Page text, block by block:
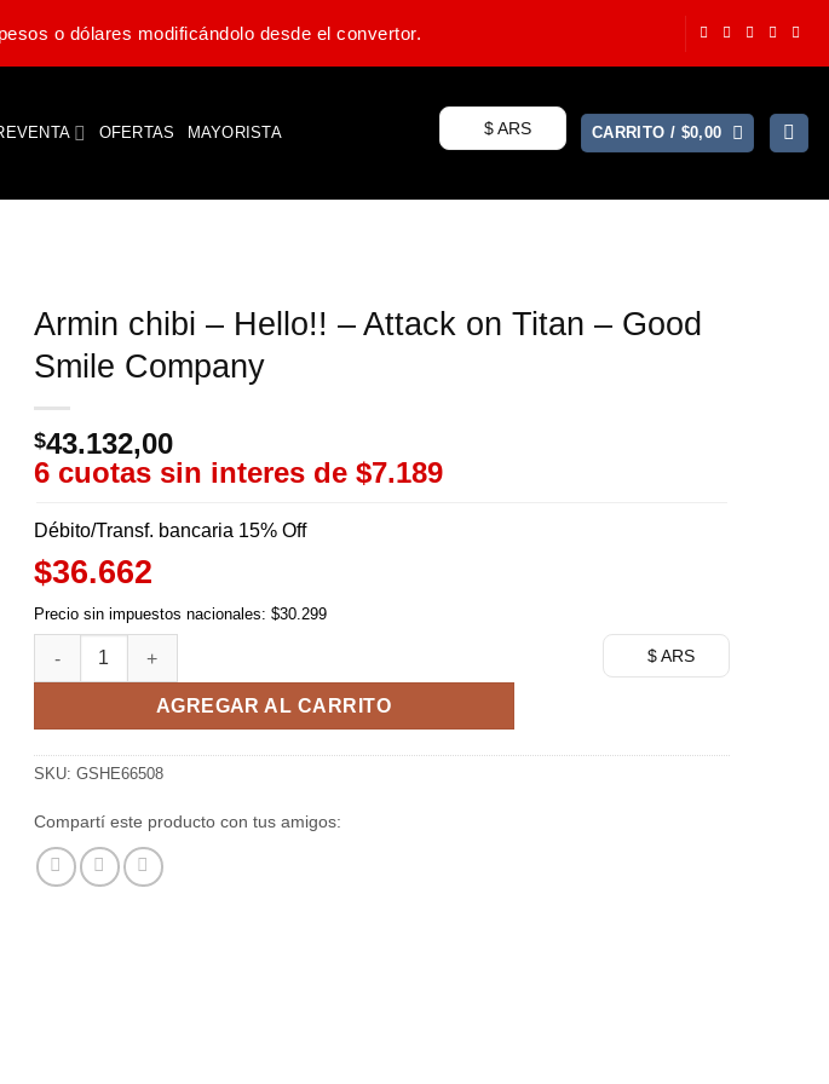
o dólares modificándolo desde el convertor.
OFERTAS MAYORISTA $ ARS CARRITO / $0,00
Armin chibi – Hello!! – Attack on Titan – Good
Smile Company
$43.132,00
6 cuotas sin interes de $7.189
Débito/Transf. bancaria 15% Off
$36.662
Precio sin impuestos nacionales: $30.299
$ ARS
Armin chibi - Hello!! - Attack on Titan - Good Smile Company cantidad
AGREGAR AL CARRITO
SKU: GSHE66508
Compartí este producto con tus amigos: